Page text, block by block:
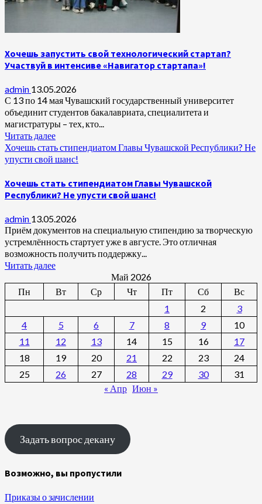
Хочешь запустить свой технологический стартап?
Участвуй в интенсиве «Навигатор стартапа»!
admin 13.05.2026
С 13 по 14 мая Чувашский государственный университет
объединит студентов бакалавриата, специалитета и
магистратуры – тех, кто...
Читать далее
Хочешь стать стипендиатом Главы Чувашской Республики? Не
упусти свой шанс!
Хочешь стать стипендиатом Главы Чувашской
Республики? Не упусти свой шанс!
admin 13.05.2026
Приём документов на специальную стипендию за творческую
устремлённость стартует уже в августе. Это отличная
возможность получить поддержку...
Читать далее
Май 2026
Пн
Вт Ср Чт Пт Сб
Вс
1
2
3
4
5 6 7 8 9
10
11
12 13 14 15 16
17
18
19 20 21 22 23
24
25
26 27 28 29 30
31
« Апр Июн »
Задать вопрос декану
Возможно, вы пропустили
Приказы о зачислении